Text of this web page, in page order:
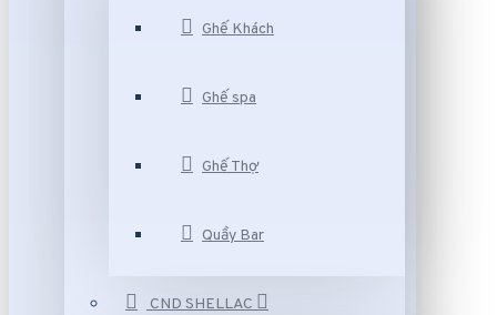
Ghế Khách
Ghế spa
Ghế Thợ
Quầy Bar
CND SHELLAC